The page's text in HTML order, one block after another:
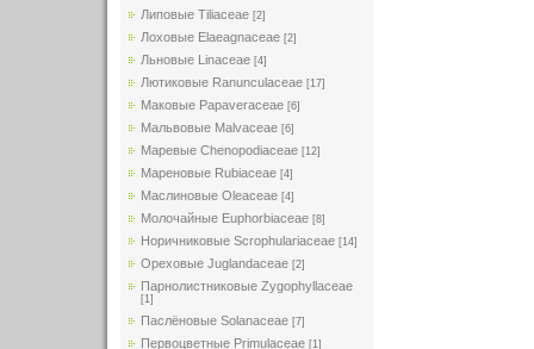
Липовые Tiliaceae [2]
Лоховые Elaeagnaceae [2]
Льновые Linaceae [4]
Лютиковые Ranunculaceae [17]
Маковые Papaveraceae [6]
Мальвовые Malvaceae [6]
Маревые Chenopodiaceae [12]
Мареновые Rubiaceae [4]
Маслиновые Oleaceae [4]
Молочайные Euphorbiaceae [8]
Норичниковые Scrophulariaceae [14]
Ореховые Juglandaceae [2]
Парнолистниковые Zygophyllaceae
[1]
Паслёновые Solanaceae [7]
Первоцветные Primulaceae [1]